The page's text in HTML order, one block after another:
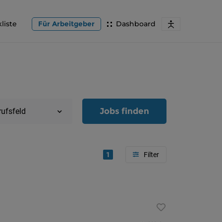
Dashboard
Für Arbeitgeber
Jobs finden
1